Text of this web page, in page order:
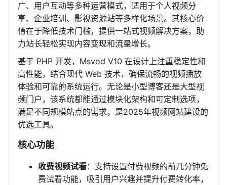
广、用户互动等多种运营模式，适用于个人视频分
享、企业培训、影视资源站等多样化场景。其核心价
值在于降低技术门槛，提供一站式视频解决方案，助
力站长轻松实现内容变现和流量增长。
基于 PHP 开发，Msvod V10 在设计上注重稳定性和
高性能，结合现代 Web 技术，确保流畅的视频播放
体验和可靠的系统运行。无论是小型博客还是大型视
频门户，该系统都能通过模块化架构和可定制选项，
满足不同规模站点的需求，是2025年视频网站建设的
优选工具。
核心功能
收费视频试看：支持设置付费视频的前几分钟免
费试看功能，吸引用户兴趣并提升付费转化率，